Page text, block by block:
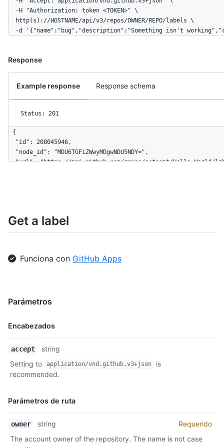
  -H "Authorization: token <TOKEN>" \
  http(s)://HOSTNAME/api/v3/repos/OWNER/REPO/labels \
-d '{"name":"bug","description":"Something isn't
Response
Example response Response schema
Status: 201
{
  "id": 208045946,
  "node_id": "MDU6TGFiZWwyMDgwNDU5NDY=",
"url": "https://api.github.com/repos/octocat/Hello-World/
Get a label
Funciona con GitHub Apps
Parámetros
Encabezados
Nombre,
Descripción
accept
string
Setting to
application/vnd.github.v3+json
is
recommended.
Parámetros de ruta
Nombre,
Descripción
owner string
Requerido
The account owner of the repository. The name is not case